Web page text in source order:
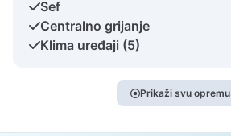
Sef
Centralno grijanje
Klima uređaji (5)
Prikaži svu opremu